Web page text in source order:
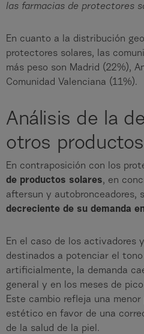
las farmacias de protectores
En cuanto a la distribución
protectores solares, las
más peso son Madrid (22%),
Comunidad Valenciana (11%).
Análisis de la
otros
En contraposición con los
de productos solares, en
aftersun y autobronceadores,
decreciente de su demanda
En el caso de los activadores
destinados a potenciar el
artificialmente, la demanda
general y en los meses de
Este cambio refleja una
estético en favor de una
de la salud de la piel.